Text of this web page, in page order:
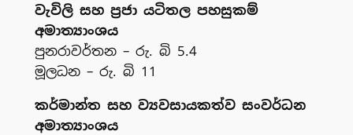
වැවිලි සහ ප්‍රජා යටිතල පහසුකම්
අමාත්‍යාංශය
පුනරාවර්තන – රු. බි 5.4
මූලධන – රු. බි 11
කර්මාන්ත සහ ව්‍යවසායකත්ව සංවර්ධන
අමාත්‍යාංශය